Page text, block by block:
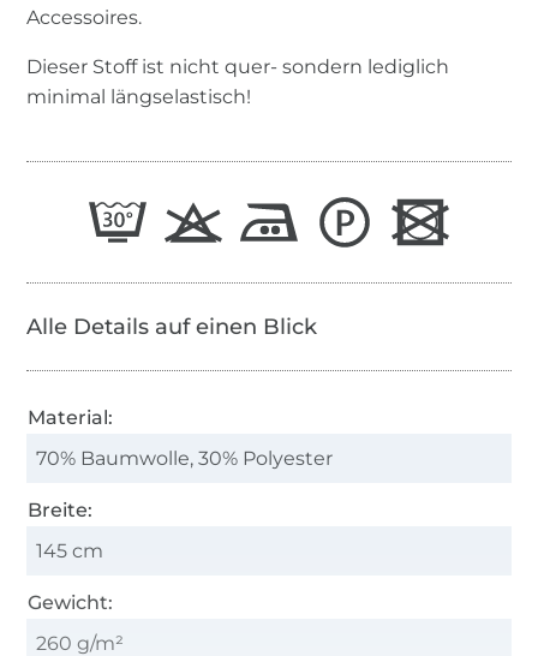
Accessoires.
Dieser Stoff ist nicht quer- sondern lediglich
minimal längselastisch!
Alle Details auf einen Blick
Material:
70% Baumwolle, 30% Polyester
Breite:
145 cm
Gewicht:
260 g/m²